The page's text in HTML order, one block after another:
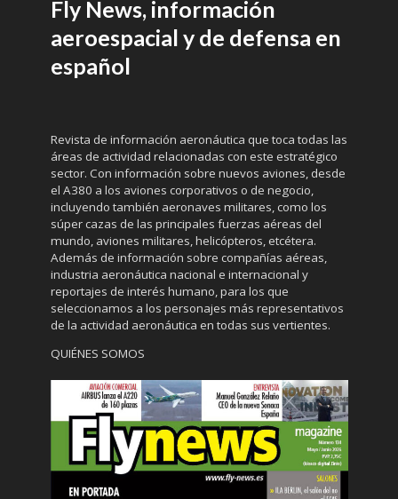
Fly News, información
aeroespacial y de defensa en
español
Revista de información aeronáutica que toca todas las
áreas de actividad relacionadas con este estratégico
sector. Con información sobre nuevos aviones, desde
el A380 a los aviones corporativos o de negocio,
incluyendo también aeronaves militares, como los
súper cazas de las principales fuerzas aéreas del
mundo, aviones militares, helicópteros, etcétera.
Además de información sobre compañías aéreas,
industria aeronáutica nacional e internacional y
reportajes de interés humano, para los que
seleccionamos a los personajes más representativos
de la actividad aeronáutica en todas sus vertientes.
QUIÉNES SOMOS